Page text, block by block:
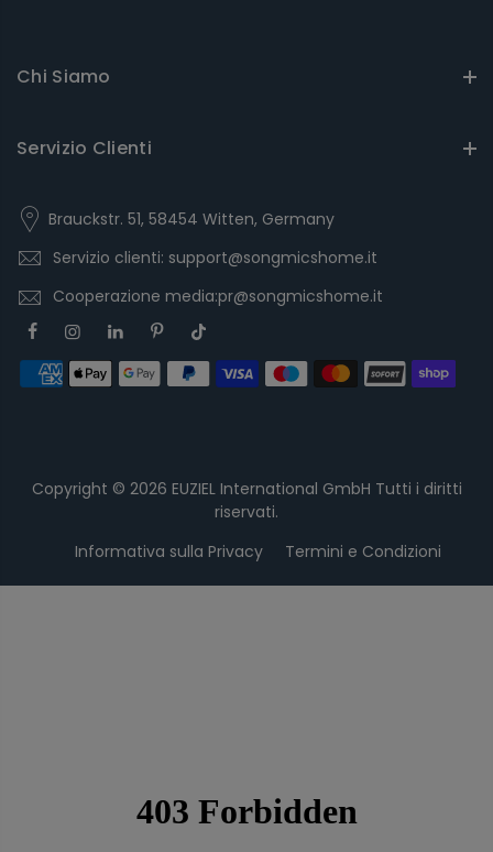
Chi Siamo
Servizio Clienti
Brauckstr. 51, 58454 Witten, Germany
Servizio clienti: support@songmicshome.it
Cooperazione media:pr@songmicshome.it
Copyright © 2026 EUZIEL International GmbH Tutti i diritti
riservati.
Informativa sulla Privacy
Termini e Condizioni